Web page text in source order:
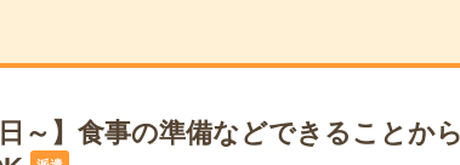
日～】食事の準備などできることか